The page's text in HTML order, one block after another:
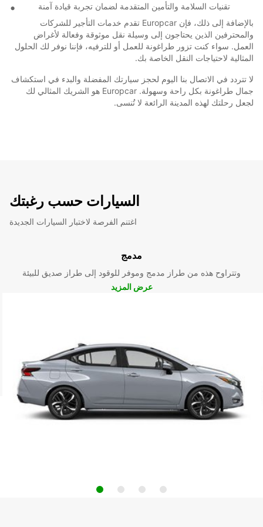
تقنيات السلامة والتأمين المتقدمة لضمان تجربة قيادة آمنة
بالإضافة إلى ذلك، فإن Europcar تقدم خدمات التأجير للشركات
والمحترفين الذين يحتاجون إلى وسيلة نقل موثوقة وفعالة لأغراض
العمل. سواء كنت تزور طراغونة للعمل أو للترفيه، فإننا نوفر لك الحلول
المثالية لاحتياجات النقل الخاصة بك.
لا تتردد في الاتصال بنا اليوم لحجز سيارتك المفضلة والبدء في استكشاف
جمال طراغونة بكل راحة وسهولة. Europcar هو الشريك المثالي لك
لجعل رحلتك لهذه المدينة الرائعة لا تُنسى.
السيارات حسب رغبتك
اغتنم الفرصة لاختبار السيارات الجديدة
مدمج
وتتراوح هذه من طراز مدمج وموفر للوقود إلى طراز صديق للبيئة
عرض المزيد